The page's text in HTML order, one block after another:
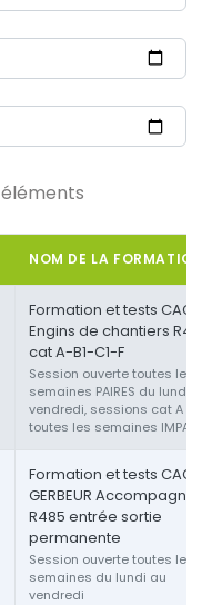
éléments
NOM DE LA FORMATION
Formation et tests CACES®
Engins de chantiers R482
cat A-B1-C1-F
Session ouverte toutes les
semaines PAIRES du lundi au
vendredi, sessions cat A ou F
toutes les semaines IMPAIRES
Formation et tests CACES®
GERBEUR Accompagnant
R485 entrée sortie
permanente
Session ouverte toutes les
semaines du lundi au
vendredi